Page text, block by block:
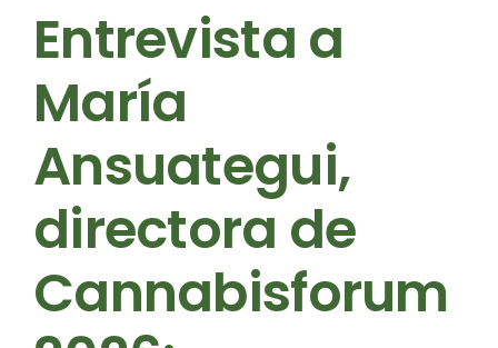
Entrevista a
María
Ansuategui,
directora de
Cannabisforum